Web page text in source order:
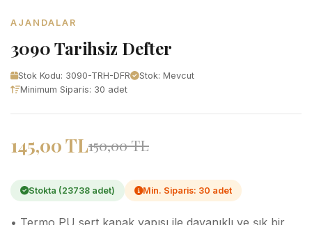
AJANDALAR
3090 Tarihsiz Defter
Stok Kodu: 3090-TRH-DFR
Stok: Mevcut
Minimum Siparis: 30 adet
145,00 TL150,00 TL
Stokta (23738 adet) Min. Siparis: 30 adet
• Termo PU sert kapak yapısı ile dayanıklı ve şık bir